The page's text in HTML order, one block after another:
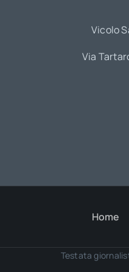
Vicolo
Via
Home
Testata